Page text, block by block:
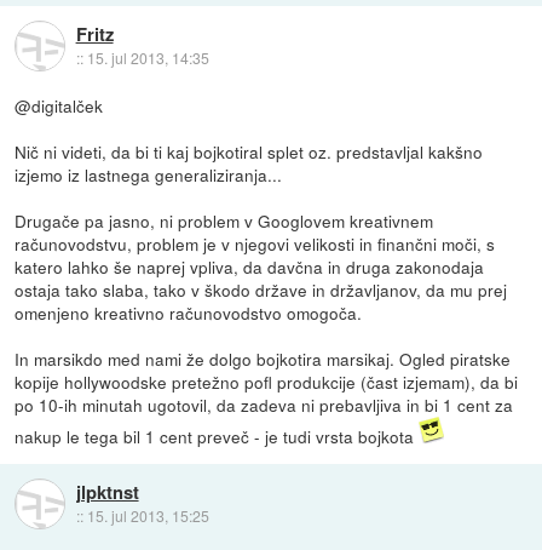
Fritz
:: 15. jul 2013, 14:35
@digitalček
Nič ni videti, da bi ti kaj bojkotiral splet oz. predstavljal kakšno
izjemo iz lastnega generaliziranja...
Drugače pa jasno, ni problem v Googlovem kreativnem
računovodstvu, problem je v njegovi velikosti in finančni moči, s
katero lahko še naprej vpliva, da davčna in druga zakonodaja
ostaja tako slaba, tako v škodo države in državljanov, da mu prej
omenjeno kreativno računovodstvo omogoča.
In marsikdo med nami že dolgo bojkotira marsikaj. Ogled piratske
kopije hollywoodske pretežno pofl produkcije (čast izjemam), da bi
po 10-ih minutah ugotovil, da zadeva ni prebavljiva in bi 1 cent za
nakup le tega bil 1 cent preveč - je tudi vrsta bojkota
jlpktnst
:: 15. jul 2013, 15:25